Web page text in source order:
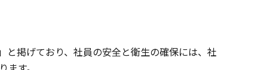
掲げており、社員の安全と衛生の確保には、社